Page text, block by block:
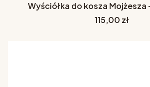
Wyściółka do kosza
Cena
115,00 zł